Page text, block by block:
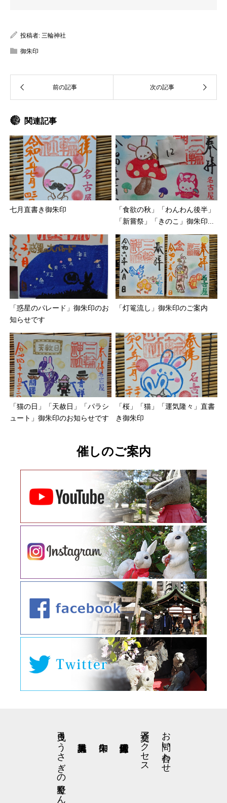
投稿者: 三輪神社
御朱印
関連記事
七月直書き御朱印
「食欲の秋」「わんわん後半」
「新嘗祭」「きのこ」御朱印...
「惑星のパレード」御朱印のお
知らせです
「灯篭流し」御朱印のご案内
「猫の日」「天赦日」「パラシ
ュート」御朱印のお知らせです
「桜」「猫」「運気隆々」直書
き御朱印
催しのご案内
お問い合わせ
交通アクセス
弓曳きうさぎの星野くん